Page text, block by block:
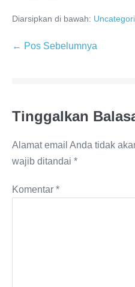
Diarsipkan di bawah:
Navigasi
← Pos Sebelumnya
Tinggalkan
Alamat email Anda tidak
wajib ditandai *
Komentar *